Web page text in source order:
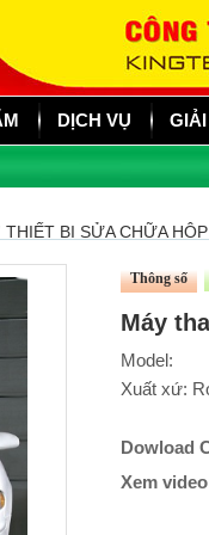
DỊCH VỤ
THIẾT BỊ SỬA CHỮA
Thông số
Máy
Model:
Xuất xứ:
Dowload
Xem